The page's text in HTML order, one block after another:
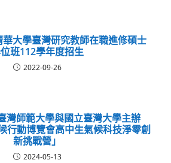
大學臺灣研究教師在職進修碩士
班112學年度招生
2022-09-26
灣師範大學與國立臺灣大學主辦
行動博覽會高中生氣候科技淨零創
新挑戰營」
2024-05-13